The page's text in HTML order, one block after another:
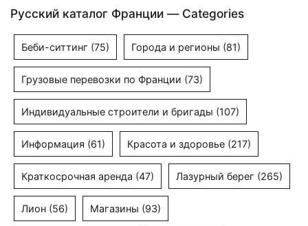
Русский каталог Франции — Categories
Беби-ситтинг (75) Города и регионы (81)
Грузовые перевозки по Франции (73)
Индивидуальные строители и бригады (107)
Информация (61) Красота и здоровье (217)
Краткосрочная аренда (47) Лазурный берег (265)
Лион (56) Магазины (93)